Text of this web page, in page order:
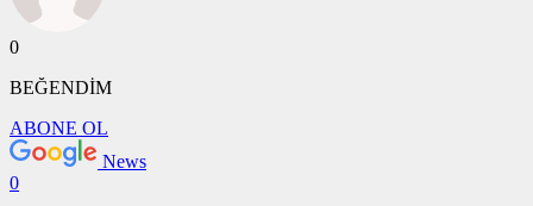
0
BEĞENDİM
ABONE OL
News
0